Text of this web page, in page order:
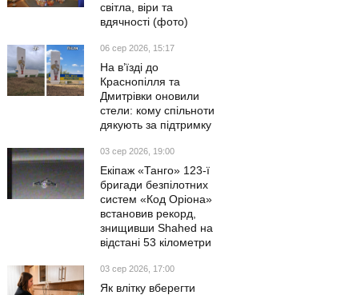
світла, віри та
вдячності (фото)
06 сер 2026, 15:17
На в’їзді до
Краснопілля та
Дмитрівки оновили
стели: кому спільноти
дякують за підтримку
03 сер 2026, 19:00
Екіпаж «Танго» 123-ї
бригади безпілотних
систем «Код Оріона»
встановив рекорд,
знищивши Shahed на
відстані 53 кілометри
03 сер 2026, 17:00
Як влітку вберегти